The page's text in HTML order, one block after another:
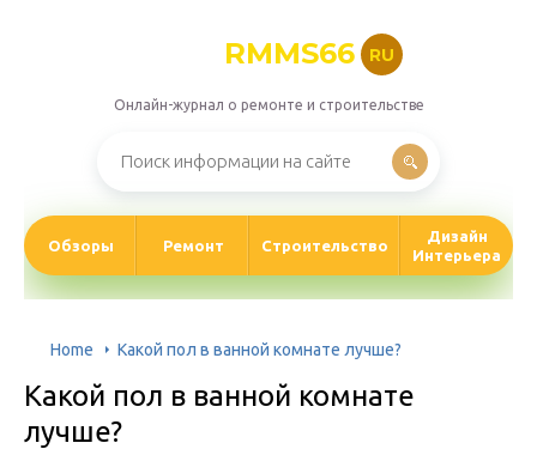
RMMS66 RU
Онлайн-журнал о ремонте и строительстве
Обзоры Ремонт Строительство
Дизайн
Интерьера
Home Какой пол в ванной комнате лучше?
Какой пол в ванной комнате
лучше?